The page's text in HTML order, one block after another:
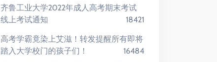
齐鲁工业大学2022年成人高考期末考试
线上考试通知
18421
高考学霸竟染上艾滋！转发提醒所有即将
踏入大学校门的孩子们！
16484